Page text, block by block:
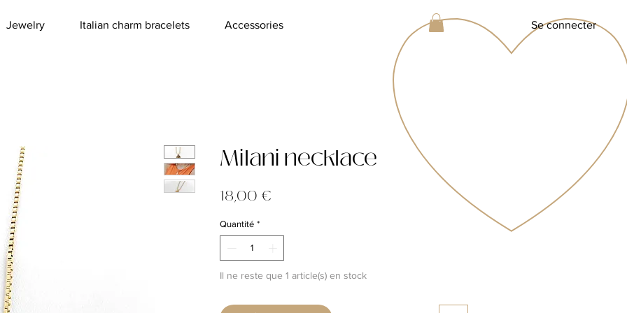
Jewelry Italian charm bracelets Accessories Se connecter
Milani necklace
18,00 €
Quantité *
Il ne reste que 1 article(s) en stock